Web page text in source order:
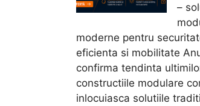
–
moderne pentru
eficienta si mobilitate
confirma tendinta
constructiile modulare
inlocuiasca solutiile